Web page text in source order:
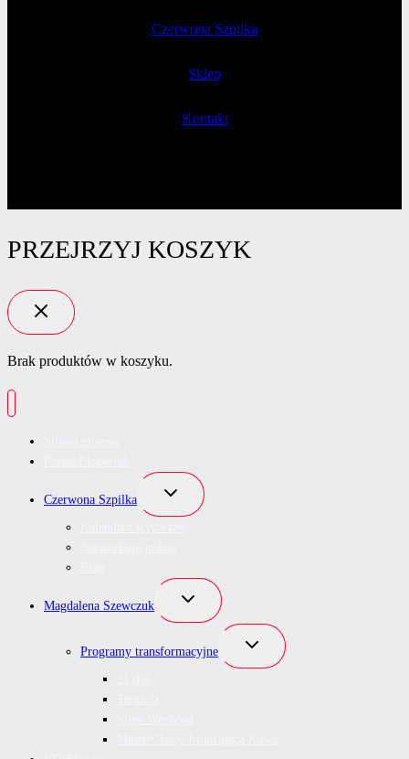
Czerwona Szpilka
Sklep
Kontakt
PRZEJRZYJ KOSZYK
Brak produktów w koszyku.
Czerwona Szpilka
Przełącz
podrzędne
Magdalena Szewczuk
Przełącz
podrzędne
Programy transformacyjne
Przełącz
podrzędne